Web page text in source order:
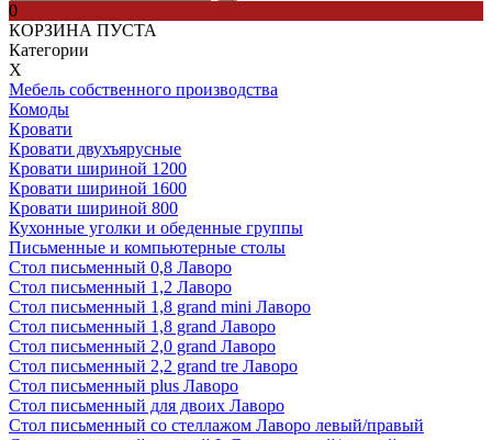
0
КОРЗИНА ПУСТА
Категории
Х
Мебель собственного производства
Комоды
Кровати
Кровати двухъярусные
Кровати шириной 1200
Кровати шириной 1600
Кровати шириной 800
Кухонные уголки и обеденные группы
Письменные и компьютерные столы
Стол письменный 0,8 Лаворо
Стол письменный 1,2 Лаворо
Стол письменный 1,8 grand mini Лаворо
Стол письменный 1,8 grand Лаворо
Стол письменный 2,0 grand Лаворо
Стол письменный 2,2 grand tre Лаворо
Стол письменный plus Лаворо
Стол письменный для двоих Лаворо
Стол письменный со стеллажом Лаворо левый/правый